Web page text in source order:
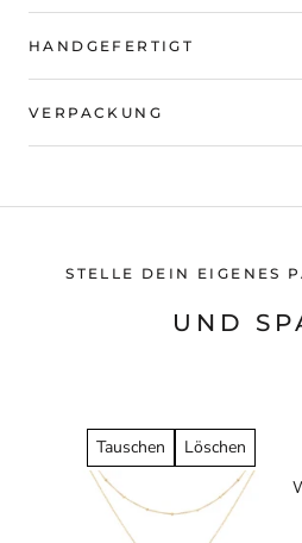
HANDGEFERTIGT
VERPACKUNG
STELLE DEIN EIGENES
UND
Tauschen
Löschen